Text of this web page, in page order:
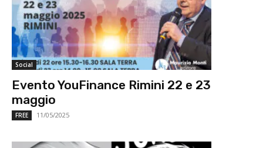
Social
Evento YouFinance Rimini 22 e 23
maggio
FREE 11/05/2025